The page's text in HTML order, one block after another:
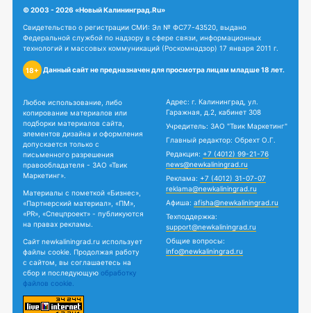
© 2003 - 2026 «Новый Калининград.Ru»
Свидетельство о регистрации СМИ: Эл № ФС77-43520, выдано
Федеральной службой по надзору в сфере связи, информационных
технологий и массовых коммуникаций (Роскомнадзор) 17 января 2011 г.
18+ Данный сайт не предназначен для просмотра лицам младше 18 лет.
Любое использование, либо
копирование материалов или
подборки материалов сайта,
элементов дизайна и оформления
допускается только с
письменного разрешения
правообладателя - ЗАО «Твик
Маркетинг».
Материалы с пометкой «Бизнес»,
«Партнерский материал», «ПМ»,
«PR», «Спецпроект» - публикуются
на правах рекламы.
Сайт newkaliningrad.ru использует
файлы cookie. Продолжая работу
с сайтом, вы соглашаетесь на
сбор и последующую обработку
файлов cookie.
Адрес: г. Калининград, ул.
Гаражная, д.2, кабинет 308
Учредитель: ЗАО "Твик Маркетинг"
Главный редактор: Обрехт О.Г.
Редакция: +7 (4012) 99-21-76
news@newkaliningrad.ru
Реклама: +7 (4012) 31-07-07
reklama@newkaliningrad.ru
Афиша: afisha@newkaliningrad.ru
Техподдержка:
support@newkaliningrad.ru
Общие вопросы:
info@newkaliningrad.ru